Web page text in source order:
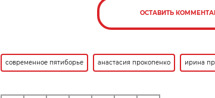
ОСТАВИТЬ
современное пятиборье анастасия прокопенко ирина